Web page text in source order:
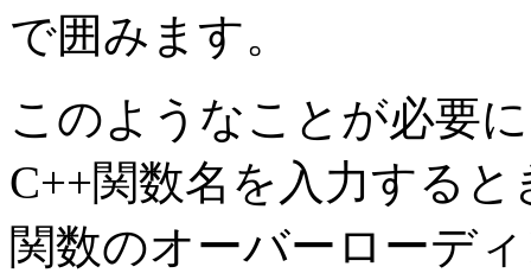
で囲みます。
このようなことが必要
C++関数名を入力する
関数のオーバーローデ